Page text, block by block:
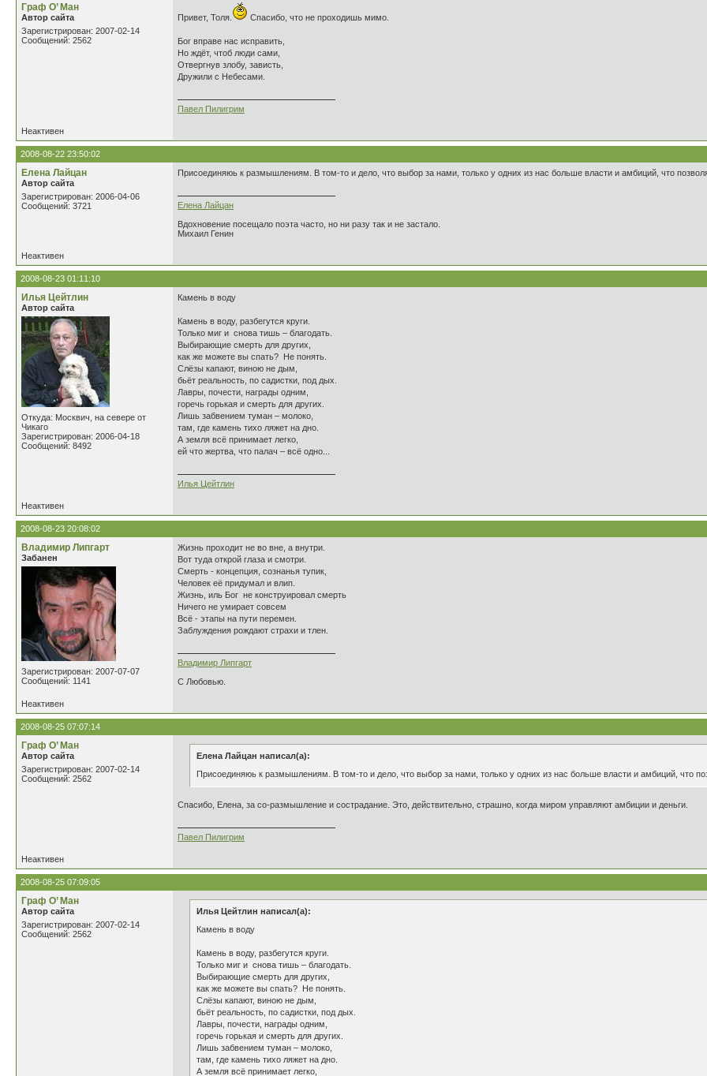
Граф О’ Ман
Автор сайта
Зарегистрирован: 2007-02-14
Сообщений: 2562
Привет, Толя. Спасибо, что не проходишь мимо.
Бог вправе нас исправить,
Но ждёт, чтоб люди сами,
Отвергнув злобу, зависть,
Дружили с Небесами.
Павел Пилигрим
Неактивен
2008-08-22 23:50:02
Елена Лайцан
Автор сайта
Зарегистрирован: 2006-04-06
Сообщений: 3721
Присоединяюь к размышлениям. В том-то и дело, что выбор за нами, только у одних из нас больше власти и амбиций, что
Елена Лайцан
Вдохновение посещало поэта часто, но ни разу так и не застало.
Михаил Генин
Неактивен
2008-08-23 01:11:10
Илья Цейтлин
Автор сайта
Откуда: Москвич, на севере от
Чикаго
Зарегистрирован: 2006-04-18
Сообщений: 8492
Камень в воду
Камень в воду, разбегутся круги.
Только миг и снова тишь – благодать.
Выбирающие смерть для других,
как же можете вы спать? Не понять.
Слёзы капают, виною не дым,
бьёт реальность, по садистки, под дых.
Лавры, почести, награды одним,
горечь горькая и смерть для других.
Лишь забвением туман – молоко,
там, где камень тихо ляжет на дно.
А земля всё принимает легко,
ей что жертва, что палач – всё одно...
Илья Цейтлин
Неактивен
2008-08-23 20:08:02
Владимир Липгарт
Забанен
Зарегистрирован: 2007-07-07
Сообщений: 1141
Жизнь проходит не во вне, а внутри.
Вот туда открой глаза и смотри.
Смерть - концепция, сознанья тупик,
Человек её придумал и влип.
Жизнь, иль Бог не конструировал смерть
Ничего не умирает совсем
Всё - этапы на пути перемен.
Заблуждения рождают страхи и тлен.
Владимир Липгарт
С Любовью.
Неактивен
2008-08-25 07:07:14
Граф О’ Ман
Автор сайта
Зарегистрирован: 2007-02-14
Сообщений: 2562
Елена Лайцан написал(а):
Присоединяюь к размышлениям. В том-то и дело, что выбор за нами, только у одних из нас больше власти и амбиций, что
Спасибо, Елена, за со-размышление и сострадание. Это, действительно, страшно, когда миром управляют амбиции и деньги.
Павел Пилигрим
Неактивен
2008-08-25 07:09:05
Граф О’ Ман
Автор сайта
Зарегистрирован: 2007-02-14
Сообщений: 2562
Илья Цейтлин написал(а):
Камень в воду
Камень в воду, разбегутся круги.
Только миг и снова тишь – благодать.
Выбирающие смерть для других,
как же можете вы спать? Не понять.
Слёзы капают, виною не дым,
бьёт реальность, по садистки, под дых.
Лавры, почести, награды одним,
горечь горькая и смерть для других.
Лишь забвением туман – молоко,
там, где камень тихо ляжет на дно.
А земля всё принимает легко,